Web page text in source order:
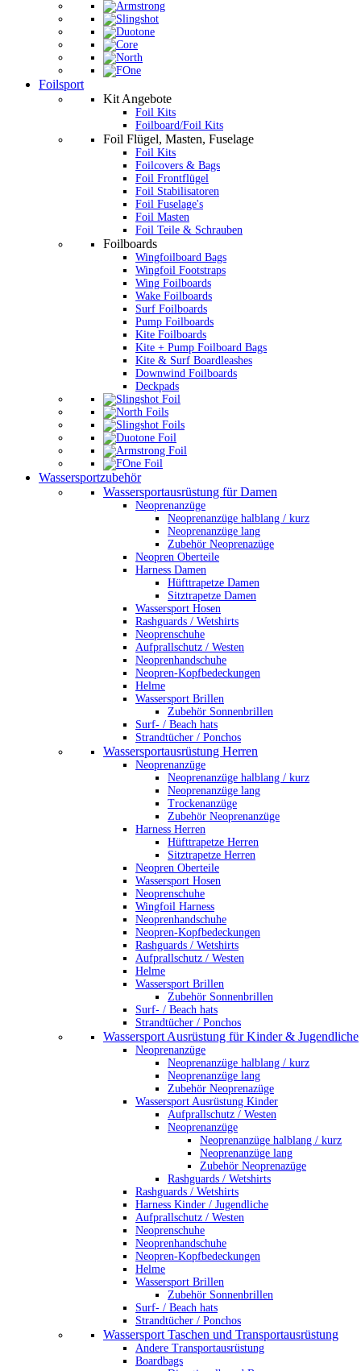
Foilsport
Kit Angebote
Foil Kits
Foilboard/Foil Kits
Foil Flügel, Masten, Fuselage
Foil Kits
Foilcovers & Bags
Foil Frontflügel
Foil Stabilisatoren
Foil Fuselage's
Foil Masten
Foil Teile & Schrauben
Foilboards
Wingfoilboard Bags
Wingfoil Footstraps
Wing Foilboards
Wake Foilboards
Surf Foilboards
Pump Foilboards
Kite Foilboards
Kite + Pump Foilboard Bags
Kite & Surf Boardleashes
Downwind Foilboards
Deckpads
Wassersportzubehör
Wassersportausrüstung für Damen
Neoprenanzüge
Neoprenanzüge halblang / kurz
Neoprenanzüge lang
Zubehör Neoprenazüge
Neopren Oberteile
Harness Damen
Hüfttrapetze Damen
Sitztrapetze Damen
Wassersport Hosen
Rashguards / Wetshirts
Neoprenschuhe
Aufprallschutz / Westen
Neoprenhandschuhe
Neopren-Kopfbedeckungen
Helme
Wassersport Brillen
Zubehör Sonnenbrillen
Surf- / Beach hats
Strandtücher / Ponchos
Wassersportausrüstung Herren
Neoprenanzüge
Neoprenanzüge halblang / kurz
Neoprenanzüge lang
Trockenanzüge
Zubehör Neoprenanzüge
Harness Herren
Hüfttrapetze Herren
Sitztrapetze Herren
Neopren Oberteile
Wassersport Hosen
Neoprenschuhe
Wingfoil Harness
Neoprenhandschuhe
Neopren-Kopfbedeckungen
Rashguards / Wetshirts
Aufprallschutz / Westen
Helme
Wassersport Brillen
Zubehör Sonnenbrillen
Surf- / Beach hats
Strandtücher / Ponchos
Wassersport Ausrüstung für Kinder & Jugendliche
Neoprenanzüge
Neoprenanzüge halblang / kurz
Neoprenanzüge lang
Zubehör Neoprenazüge
Wassersport Ausrüstung Kinder
Aufprallschutz / Westen
Neoprenanzüge
Neoprenanzüge halblang / kurz
Neoprenanzüge lang
Zubehör Neoprenazüge
Rashguards / Wetshirts
Rashguards / Wetshirts
Harness Kinder / Jugendliche
Aufprallschutz / Westen
Neoprenschuhe
Neoprenhandschuhe
Neopren-Kopfbedeckungen
Helme
Wassersport Brillen
Zubehör Sonnenbrillen
Surf- / Beach hats
Strandtücher / Ponchos
Wassersport Taschen und Transportausrüstung
Andere Transportausrüstung
Boardbags